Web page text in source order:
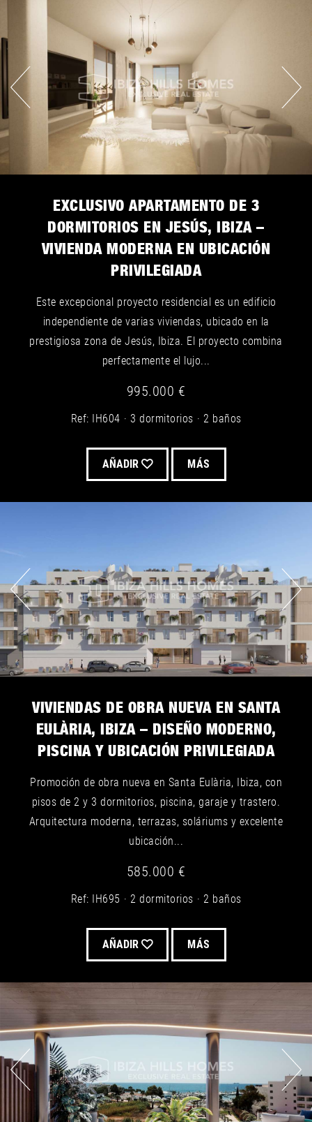
EXCLUSIVO APARTAMENTO DE 3
DORMITORIOS EN JESÚS, IBIZA –
VIVIENDA MODERNA EN UBICACIÓN
PRIVILEGIADA
Este excepcional proyecto residencial es un edificio
independiente de varias viviendas, ubicado en la
prestigiosa zona de Jesús, Ibiza. El proyecto combina
perfectamente el lujo...
995.000 €
Ref: IH604 3 dormitorios 2 baños
AÑADIR MÁS
VIVIENDAS DE OBRA NUEVA EN SANTA
EULÀRIA, IBIZA – DISEÑO MODERNO,
PISCINA Y UBICACIÓN PRIVILEGIADA
Promoción de obra nueva en Santa Eulària, Ibiza, con
pisos de 2 y 3 dormitorios, piscina, garaje y trastero.
Arquitectura moderna, terrazas, soláriums y excelente
ubicación...
585.000 €
Ref: IH695 2 dormitorios 2 baños
AÑADIR MÁS